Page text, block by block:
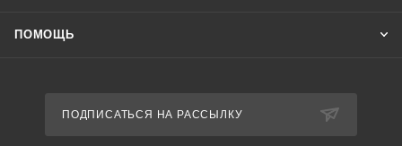
ПОМОЩЬ
ПОДПИСАТЬСЯ НА РАССЫЛКУ